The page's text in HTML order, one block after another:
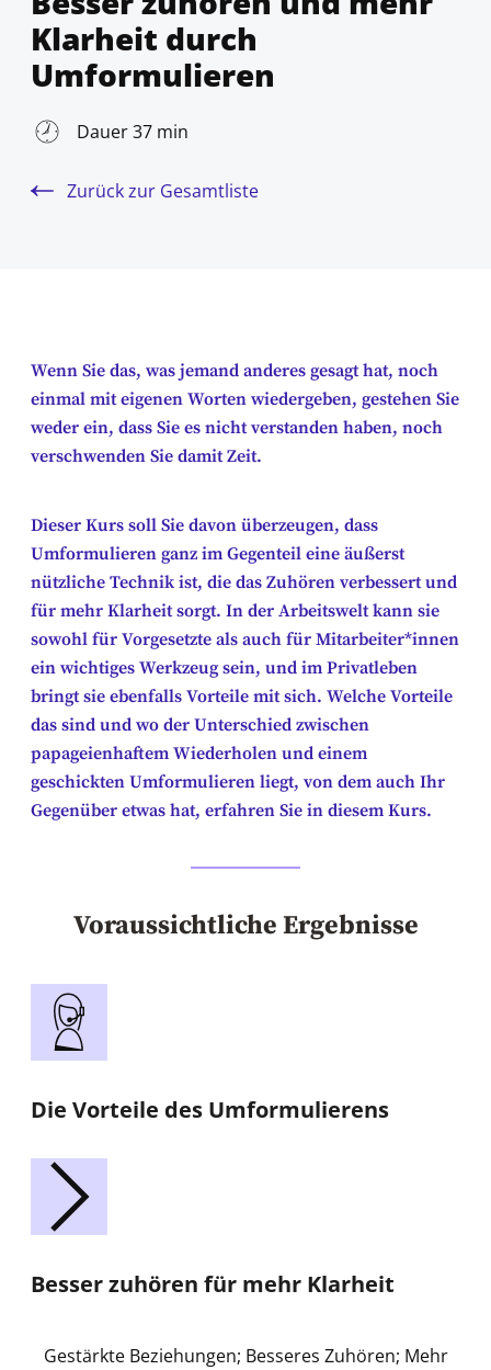
Klarheit durch
Umformulieren
Dauer 37 min
Zurück zur Gesamtliste
Wenn Sie das, was jemand anderes gesagt hat, noch
einmal mit eigenen Worten wiedergeben, gestehen Sie
weder ein, dass Sie es nicht verstanden haben, noch
verschwenden Sie damit Zeit.
Dieser Kurs soll Sie davon überzeugen, dass
Umformulieren ganz im Gegenteil eine äußerst
nützliche Technik ist, die das Zuhören verbessert und
für mehr Klarheit sorgt. In der Arbeitswelt kann sie
sowohl für Vorgesetzte als auch für Mitarbeiter*innen
ein wichtiges Werkzeug sein, und im Privatleben
bringt sie ebenfalls Vorteile mit sich. Welche Vorteile
das sind und wo der Unterschied zwischen
papageienhaftem Wiederholen und einem
geschickten Umformulieren liegt, von dem auch Ihr
Gegenüber etwas hat, erfahren Sie in diesem Kurs.
Voraussichtliche Ergebnisse
Die Vorteile des Umformulierens
Besser zuhören für mehr Klarheit
Gestärkte Beziehungen; Besseres Zuhören; Mehr